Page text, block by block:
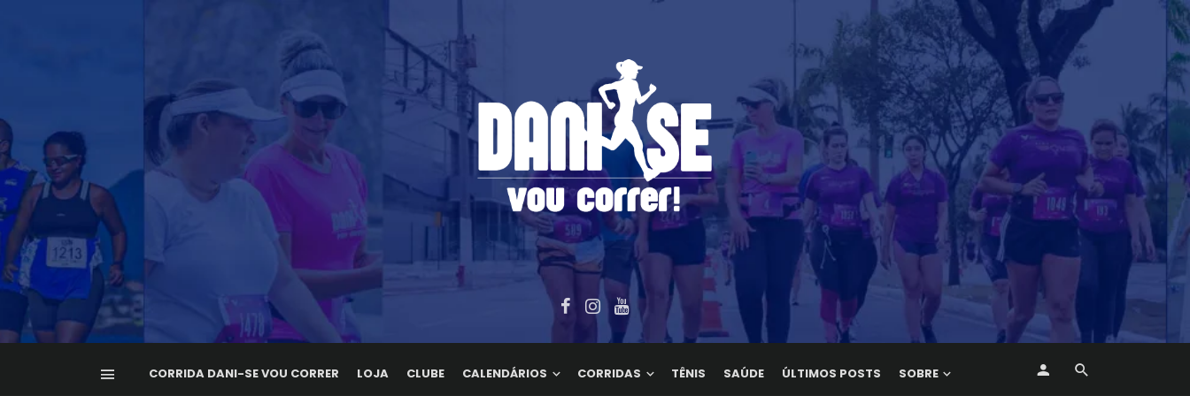
CORRIDA DANI-SE VOU CORRER LOJA CLUBE CALENDÁRIOS CORRIDAS TÊNIS SAÚDE ÚLTIMOS POSTS SOBRE